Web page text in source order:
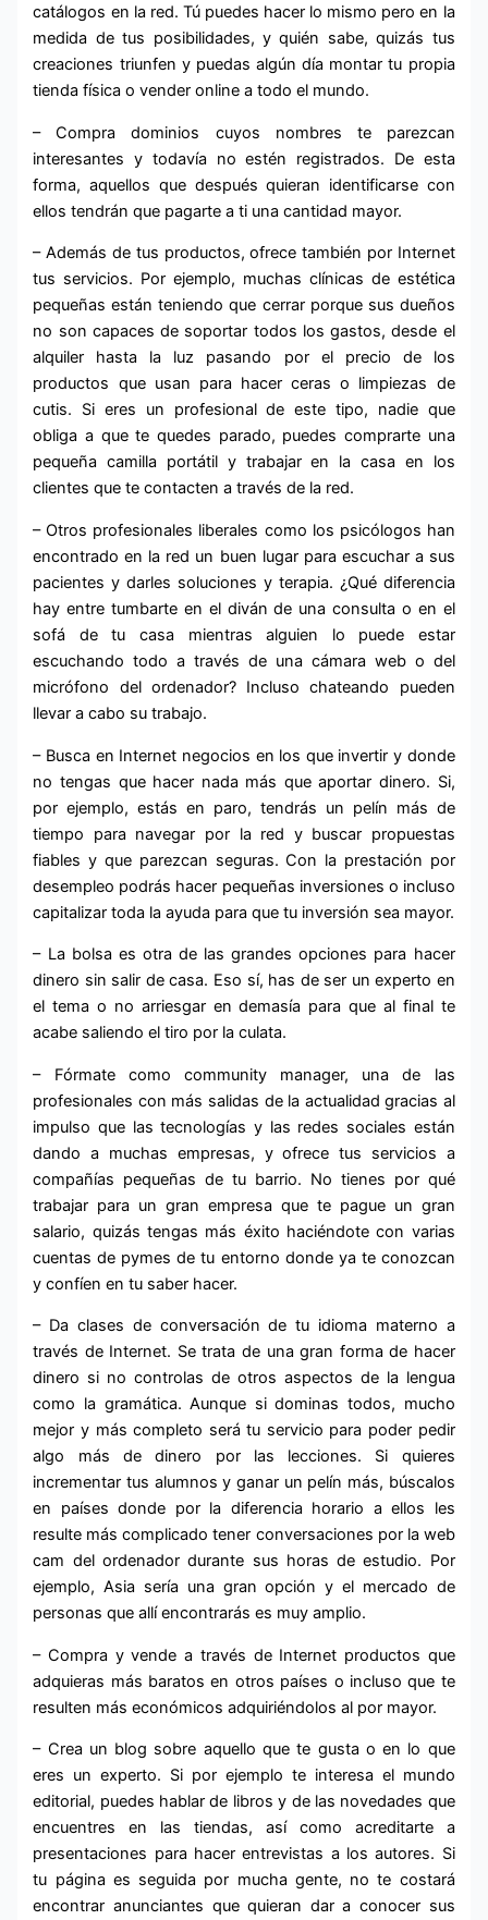
catálogos en la red. Tú puedes hacer lo mismo pero en la
medida de tus posibilidades, y quién sabe, quizás tus
creaciones triunfen y puedas algún día montar tu propia
tienda física o vender online a todo el mundo.
– Compra dominios cuyos nombres te parezcan
interesantes y todavía no estén registrados. De esta
forma, aquellos que después quieran identificarse con
ellos tendrán que pagarte a ti una cantidad mayor.
– Además de tus productos, ofrece también por Internet
tus servicios. Por ejemplo, muchas clínicas de estética
pequeñas están teniendo que cerrar porque sus dueños
no son capaces de soportar todos los gastos, desde el
alquiler hasta la luz pasando por el precio de los
productos que usan para hacer ceras o limpiezas de
cutis. Si eres un profesional de este tipo, nadie que
obliga a que te quedes parado, puedes comprarte una
pequeña camilla portátil y trabajar en la casa en los
clientes que te contacten a través de la red.
– Otros profesionales liberales como los psicólogos han
encontrado en la red un buen lugar para escuchar a sus
pacientes y darles soluciones y terapia. ¿Qué diferencia
hay entre tumbarte en el diván de una consulta o en el
sofá de tu casa mientras alguien lo puede estar
escuchando todo a través de una cámara web o del
micrófono del ordenador? Incluso chateando pueden
llevar a cabo su trabajo.
– Busca en Internet negocios en los que invertir y donde
no tengas que hacer nada más que aportar dinero. Si,
por ejemplo, estás en paro, tendrás un pelín más de
tiempo para navegar por la red y buscar propuestas
fiables y que parezcan seguras. Con la prestación por
desempleo podrás hacer pequeñas inversiones o incluso
capitalizar toda la ayuda para que tu inversión sea mayor.
– La bolsa es otra de las grandes opciones para hacer
dinero sin salir de casa. Eso sí, has de ser un experto en
el tema o no arriesgar en demasía para que al final te
acabe saliendo el tiro por la culata.
– Fórmate como community manager, una de las
profesionales con más salidas de la actualidad gracias al
impulso que las tecnologías y las redes sociales están
dando a muchas empresas, y ofrece tus servicios a
compañías pequeñas de tu barrio. No tienes por qué
trabajar para un gran empresa que te pague un gran
salario, quizás tengas más éxito haciéndote con varias
cuentas de pymes de tu entorno donde ya te conozcan
y confíen en tu saber hacer.
– Da clases de conversación de tu idioma materno a
través de Internet. Se trata de una gran forma de hacer
dinero si no controlas de otros aspectos de la lengua
como la gramática. Aunque si dominas todos, mucho
mejor y más completo será tu servicio para poder pedir
algo más de dinero por las lecciones. Si quieres
incrementar tus alumnos y ganar un pelín más, búscalos
en países donde por la diferencia horario a ellos les
resulte más complicado tener conversaciones por la web
cam del ordenador durante sus horas de estudio. Por
ejemplo, Asia sería una gran opción y el mercado de
personas que allí encontrarás es muy amplio.
– Compra y vende a través de Internet productos que
adquieras más baratos en otros países o incluso que te
resulten más económicos adquiriéndolos al por mayor.
– Crea un blog sobre aquello que te gusta o en lo que
eres un experto. Si por ejemplo te interesa el mundo
editorial, puedes hablar de libros y de las novedades que
encuentres en las tiendas, así como acreditarte a
presentaciones para hacer entrevistas a los autores. Si
tu página es seguida por mucha gente, no te costará
encontrar anunciantes que quieran dar a conocer sus